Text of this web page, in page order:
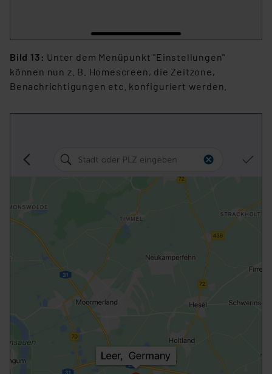
Bild 13: Unter dem Menüpunkt "Einstellungen"
können nun z. B. Homescreen, die Zeitzone,
Benachrichtigungen etc. konfiguriert werden.